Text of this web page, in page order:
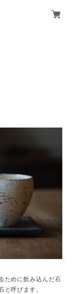
ために飲み込んだ石
と呼びます。